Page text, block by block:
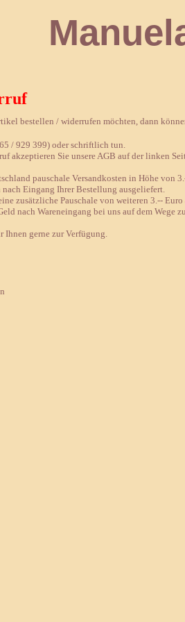
bestellen / widerrufen möchten, dann
/ 929 399) oder schriftlich tun.
akzeptieren Sie unsere AGB auf der linken
pauschale Versandkosten in Höhe von
Eingang Ihrer Bestellung ausgeliefert.
zusätzliche Pauschale von weiteren 3.-- Euro
nach Wareneingang bei uns auf dem Wege
Ihnen gerne zur Verfügung.